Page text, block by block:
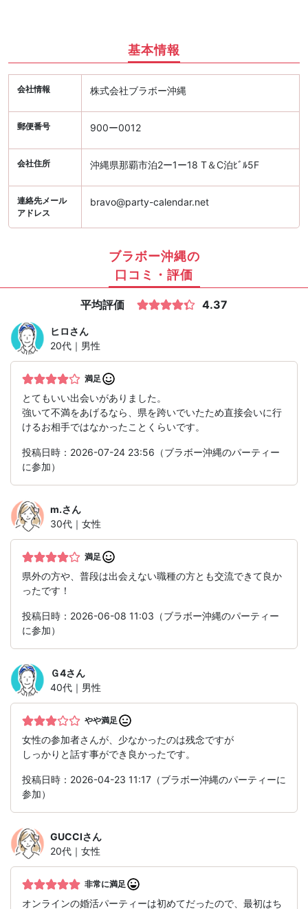
基本情報
会社情報 株式会社ブラボー沖縄
郵便番号 900ー0012
会社住所 沖縄県那覇市泊2ー1ー18 T＆C泊ﾋﾞﾙ5F
連絡先メール
アドレス
bravo@party-calendar.net
ブラボー沖縄の
口コミ・評価
平均評価 4.37
ヒロさん
20代｜男性
満足
とてもいい出会いがありました。
強いて不満をあげるなら、県を跨いでいたため直接会いに行
けるお相手ではなかったことくらいです。
投稿日時：2026-07-24 23:56（ブラボー沖縄のパーティー
に参加）
m.さん
30代｜女性
満足
県外の方や、普段は出会えない職種の方とも交流できて良か
ったです！
投稿日時：2026-06-08 11:03（ブラボー沖縄のパーティー
に参加）
Ｇ4さん
40代｜男性
やや満足
女性の参加者さんが、少なかったのは残念ですが
しっかりと話す事ができ良かったです。
投稿日時：2026-04-23 11:17（ブラボー沖縄のパーティーに
参加）
GUCCIさん
20代｜女性
非常に満足
オンラインの婚活パーティーは初めてだったので、最初はち